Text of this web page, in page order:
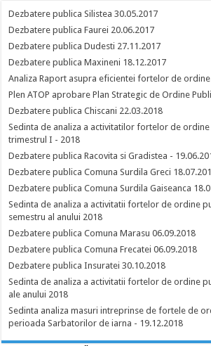
Dezbatere publica Silistea 30.05.2017
Dezbatere publica Faurei 20.06.2017
Dezbatere publica Dudesti 27.11.2017
Dezbatere publica Maxineni 18.12.2017
Analiza Raport asupra eficientei fortelor de
Plen ATOP aprobare Plan Strategic de Ordine
Dezbatere publica Chiscani 22.03.2018
Sedinta de analiza a activitatilor fortelor de
trimestrul I - 2018
Dezbatere publica Racovita si Gradistea -
Dezbatere publica Comuna Surdila Greci
Dezbatere publica Comuna Surdila Gaiseanca
Sedinta de analiza a activitatii fortelor de ordine
semestru al anului 2018
Dezbatere publica Comuna Marasu 06.09.2018
Dezbatere publica Comuna Frecatei 06.09.2018
Dezbatere publica Insuratei 30.10.2018
Sedinta de analiza a activitatii fortelor de ordine
ale anului 2018
Sedinta analiza masuri intreprinse de fortele de
perioada Sarbatorilor de iarna - 19.12.2018